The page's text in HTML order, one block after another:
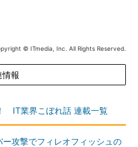
© ITmedia, Inc. All Rights Reserved.
情報
IT業界こぼれ話 連載一覧
ー攻撃でフィレオフィッシュの